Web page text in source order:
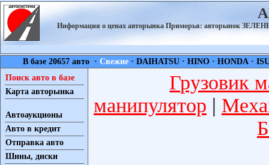
Информация о ценах авторынка Приморья: авторынок
В базе 20657 авто ·Свежие ·DAIHATSU ·HINO ·HONDA ·
Поиск авто в базе
Карта авторынка
Автоаукционы
Авто в кредит
Отправка авто
Шины, диски
Грузовик
манипулятор |